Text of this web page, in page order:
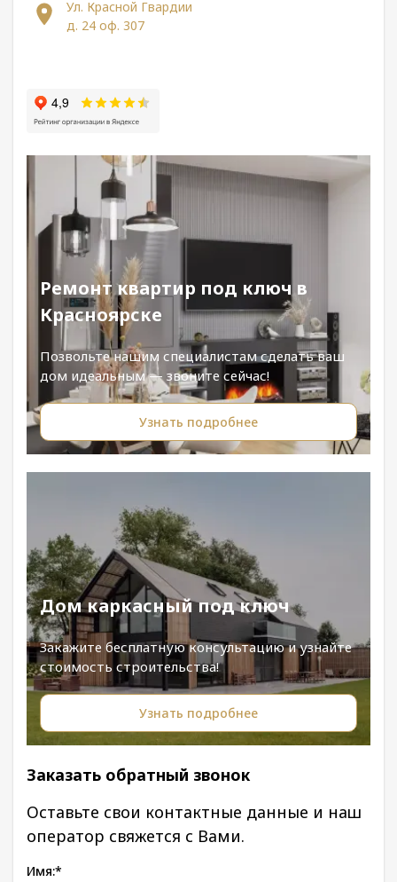
Ул. Красной Гвардии
д. 24 оф. 307
Ремонт квартир под ключ в
Красноярске
Позвольте нашим специалистам сделать ваш
дом идеальным — звоните сейчас!
Узнать подробнее
Дом каркасный под ключ
Закажите бесплатную консультацию и узнайте
стоимость строительства!
Узнать подробнее
Заказать обратный звонок
Оставьте свои контактные данные и наш
оператор свяжется с Вами.
Имя:*